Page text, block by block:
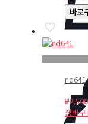
바로
nd641
₩2,500
장바구